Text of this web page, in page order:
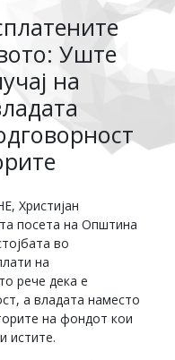
Уште
на
Христијан
посета на Општина
во
на
рече дека е
а владата наместо
на фондот кои
истите.